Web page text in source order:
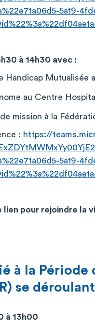
5a19-
à 14h30 avec :
Handicap Mutualisée
au Centre
mission à la
: https://
5a19-
lien pour rejoindre la
à la Période
se
à 13h00